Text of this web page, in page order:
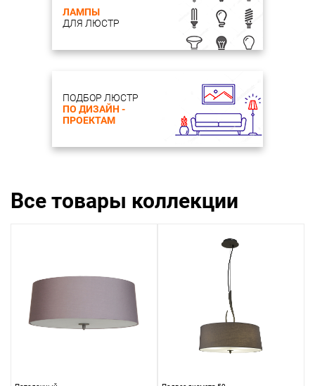
ЛАМПЫ
ДЛЯ ЛЮСТР
ПОДБОР ЛЮСТР
ПО ДИЗАЙН -
ПРОЕКТАМ
Все товары коллекции